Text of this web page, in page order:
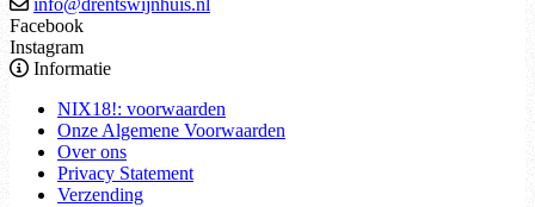
info@drentswijnhuis.nl
Facebook
Instagram
Informatie
NIX18!: voorwaarden
Onze Algemene Voorwaarden
Over ons
Privacy Statement
Verzending